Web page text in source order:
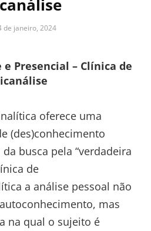
de janeiro, 2024
Presencial – Clínica de
oferece uma
(des)conhecimento
busca pela “verdadeira
de
a análise pessoal não
mas
na qual o sujeito é